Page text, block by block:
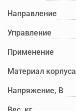
Направление
Управление
Применение
Материал корпуса
Напряжение, В